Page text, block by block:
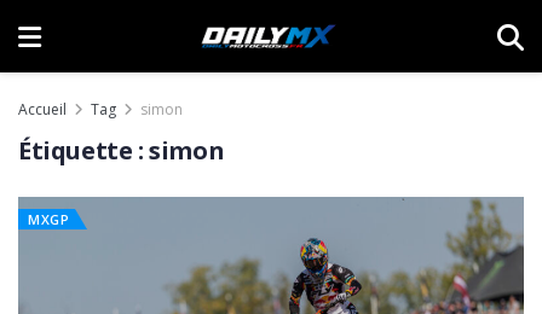
Accueil Tag simon
Étiquette :simon
MXGP